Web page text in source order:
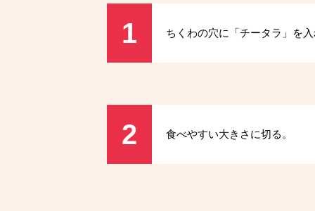
1 ちくわの穴に「チータラ」を
2 食べやすい大きさに切る。